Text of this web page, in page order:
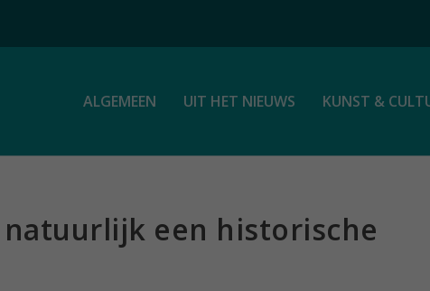
ALGEMEEN UIT HET NIEUWS KUNST &
een historische